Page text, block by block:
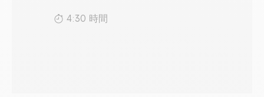
4:30 時間